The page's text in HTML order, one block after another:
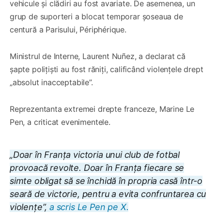
vehicule și clădiri au fost avariate. De asemenea, un
grup de suporteri a blocat temporar șoseaua de
centură a Parisului, Périphérique.
Ministrul de Interne, Laurent Nuñez, a declarat că
șapte polițiști au fost răniți, calificând violențele drept
„absolut inacceptabile”.
Reprezentanta extremei drepte franceze, Marine Le
Pen, a criticat evenimentele.
„Doar în Franța victoria unui club de fotbal
provoacă revolte. Doar în Franța fiecare se
simte obligat să se închidă în propria casă într-o
seară de victorie, pentru a evita confruntarea cu
violențe”, a scris Le Pen pe X.